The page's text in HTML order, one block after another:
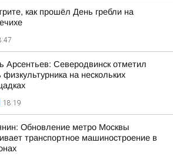
как прошёл День гребли на
Арсентьев: Северодвинск отметил
на нескольких
18:19
Обновление метро Москвы
транспортное машиностроение в